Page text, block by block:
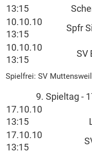
13:15
10.10.10
13:15
Spfr
10.10.10
13:15
SV
Spielfrei: SV
9. Spieltag -
17.10.10
13:15
17.10.10
13:15